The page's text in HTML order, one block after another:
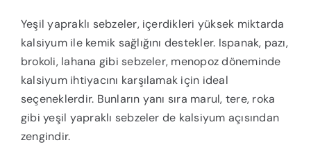
Yeşil yapraklı sebzeler, içerdikleri yüksek miktarda
kalsiyum ile kemik sağlığını destekler. Ispanak, pazı,
brokoli, lahana gibi sebzeler, menopoz döneminde
kalsiyum ihtiyacını karşılamak için ideal
seçeneklerdir. Bunların yanı sıra marul, tere, roka
gibi yeşil yapraklı sebzeler de kalsiyum açısından
zengindir.